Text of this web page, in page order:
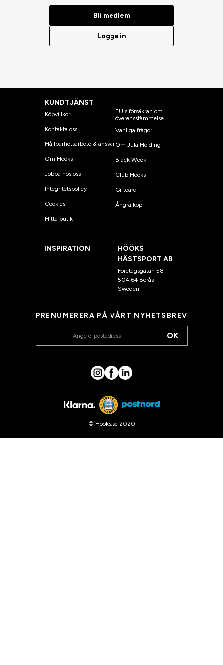
Bli medlem
Logga in
KUNDTJÄNST
Köpvillkor
Kontakta oss
Hållbarhetsarbete & ansvar
Om Hööks
Jobba hos oss
Integritetspolicy
Cookies
Hitta butik
EU:s försäkran om
överensstämmelse
Vanliga frågor
Om Jula Holding
Black Week
Club Hööks
Giftcard
Ångra köp
INSPIRATION
HÖÖKS
HÄSTSPORT AB
Företagsgatan 58
504 64 Borås
Sweden
PRENUMERERA PÅ VÅRT NYHETSBREV
OK
© Hööks.se 2020